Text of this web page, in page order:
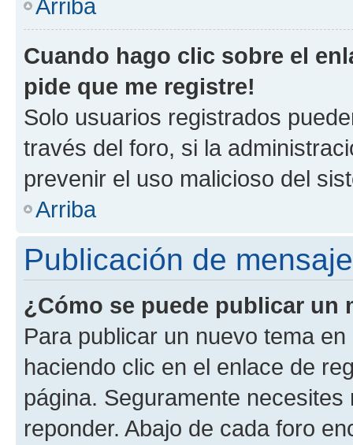
Arriba
Cuando hago clic sobre el
pide que me registre!
Solo usuarios registrados
través del foro, si la
prevenir el uso malicioso del
Arriba
Publicación de
¿Cómo se puede publicar un
Para publicar un nuevo tema
haciendo clic en el enlace de
página. Seguramente
reponder. Abajo de cada foro